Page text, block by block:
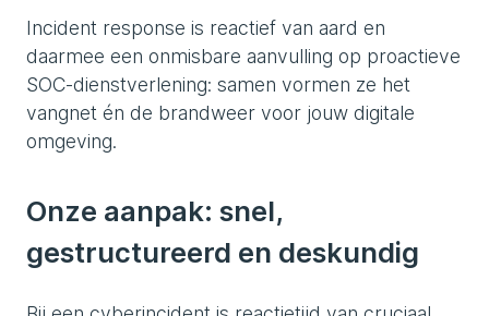
Incident response is reactief van aard en
daarmee een onmisbare aanvulling op proactieve
SOC-dienstverlening: samen vormen ze het
vangnet én de brandweer voor jouw digitale
omgeving.
Onze aanpak: snel,
gestructureerd en deskundig